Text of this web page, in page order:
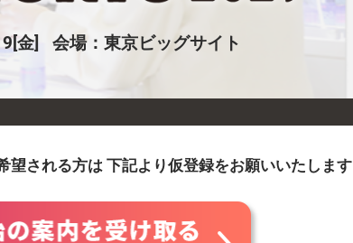
金] 会場：東京ビッグサイト
望される方は 下記より仮登録をお願いいたします